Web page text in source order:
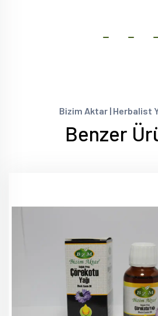
Bizim Aktar | Herbalist
Benzer